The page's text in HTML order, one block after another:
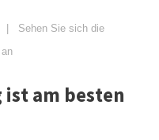
Sehen Sie sich die
ist am besten